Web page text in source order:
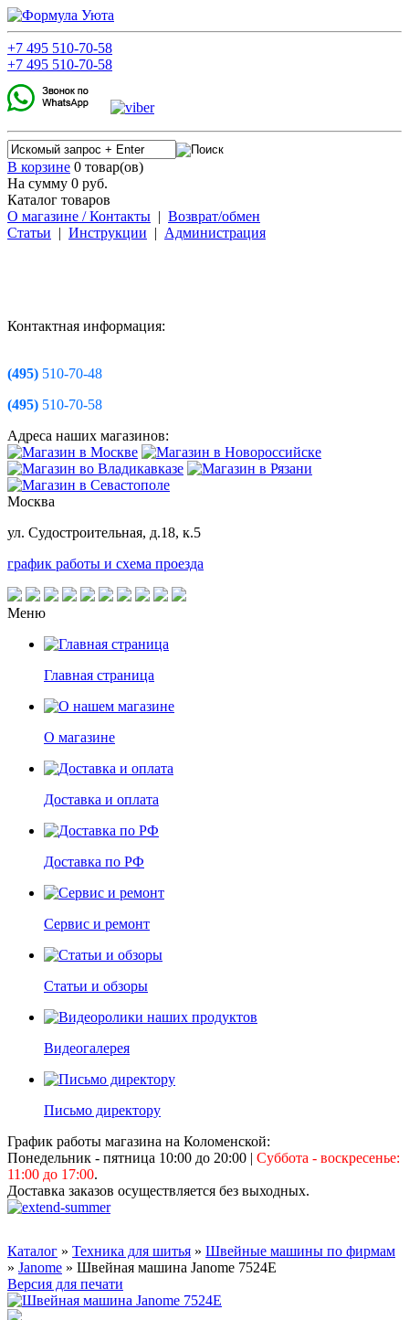
+7 495 510-70-58
+7 495 510-70-58
В корзине 0 товар(ов)
На сумму 0 руб.
Каталог товаров
О магазине / Контакты | Возврат/обмен
Статьи | Инструкции | Администрация
Контактная информация:
(495) 510-70-48
(495) 510-70-58
Адреса наших магазинов:
Москва
ул. Судостроительная, д.18, к.5
график работы и схема проезда
Меню
Главная страница
О магазине
Доставка и оплата
Доставка по РФ
Сервис и ремонт
Статьи и обзоры
Видеогалерея
Письмо директору
График работы магазина на Коломенской:
Понедельник - пятница 10:00 до 20:00 | Суббота - воскресенье:
11:00 до 17:00.
Доставка заказов осуществляется без выходных.
Каталог » Техника для шитья » Швейные машины по фирмам
» Janome » Швейная машина Janome 7524E
Версия для печати